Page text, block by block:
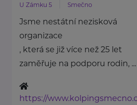
U Zámku 5 Smečno
Jsme nestátní nezisková
organizace
, která se již více než 25 let
zaměřuje na podporu rodin, ...
https://